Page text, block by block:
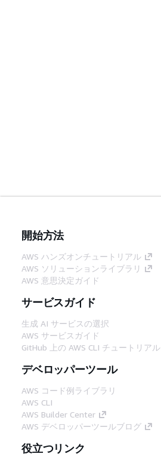
開始方法
AWS ハンズオンチュートリアル
AWS ソリューションライブラリ
AWS 意思決定ガイド
サービスガイド
生成 AI サービスの選択
AWS サービスガイド
GitHub 上の AWS CLI チュートリアル
デベロッパーツール
AWS コード例ライブラリ
AWS CLI
AWS Builder Center
AWS デベロッパーツールブログ
役立つリンク